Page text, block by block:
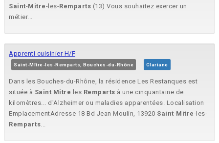
Saint-Mitre-les-Remparts (13) Vous souhaitez exercer un
métier...
Apprenti cuisinier H/F
Saint-Mître-les-Remparts, Bouches-du-Rhône Clariane
Dans les Bouches-du-Rhône, la résidence Les Restanques est
située à Saint Mitre les Remparts à une cinquantaine de
kilomètres... d'Alzheimer ou maladies apparentées. Localisation
EmplacementAdresse 18 Bd Jean Moulin, 13920 Saint-Mitre-les-
Remparts...